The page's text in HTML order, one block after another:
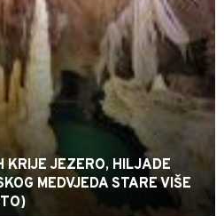
KRIJE JEZERO, HILJADE
MEDVJEDA STARE VIŠE